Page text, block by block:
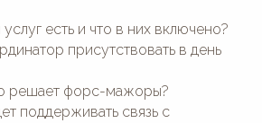
есть и что в них включено?
присутствовать в день
решает форс-мажоры?
поддерживать связь с